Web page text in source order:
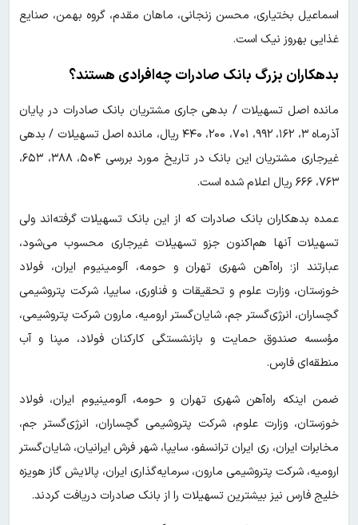
اسماعیل بختیاری، محسن زنجانی، ماهان مقدم، گروه بهمن، صنایع
غذایی بهروز نیک است.
بدهکاران بزرگ بانک صادرات چه‌افرادی هستند؟
مانده اصل تسهیلات / بدهی جاری مشتریان بانک صادرات در پایان
آذرماه ۳، ۱۶۲، ۹۹۲، ۷۰۱، ۲۰۰، ۴۴۰ ریال، مانده اصل تسهیلات / بدهی
غیرجاری مشتریان این بانک در تاریخ مورد بررسی ۵۰۴، ۳۸۸، ۶۵۳،
۷۶۳، ۶۶۶ ریال اعلام شده است.
عمده بدهکاران بانک صادرات که از این بانک تسهیلات گرفته‌اند ولی
تسهیلات آنها هم‌اکنون جزو تسهیلات غیرجاری محسوب می‌شود،
عبارتند از؛ راه‌آهن شهری تهران و حومه، آلومینیوم ایران، فولاد
خوزستان، وزارت علوم و تحقیقات و فناوری، سایپا، شرکت پتروشیمی
گچساران، انرژی‌گستر جم، شایان‌گستر ارومیه، مارون شرکت پتروشیمی،
مؤسسه صندوق حمایت و بازنشستگی کارکنان فولاد، مپنا و آب
منطقه‌ای فارس.
ضمن اینکه راه‌آهن شهری تهران و حومه، آلومینیوم ایران، فولاد
خوزستان، وزارت علوم، شرکت پتروشیمی گچساران، انرژی‌گستر جم،
مخابرات ایران، ری ایران ترانسفو، سایپا، شهر فرش ایرانیان، شایان‌گستر
ارومیه، شرکت پتروشیمی مارون، سرمایه‌گذاری ایران، پالایش گاز هویزه
خلیج فارس نیز بیشترین تسهیلات را از بانک صادرات دریافت کردند.